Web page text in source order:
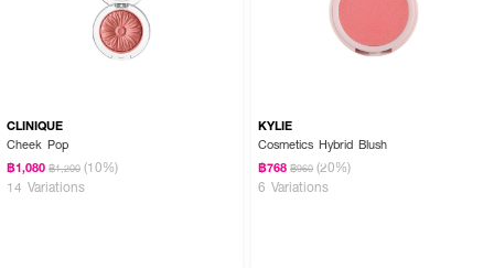
CLINIQUE
Cheek Pop
฿1,080 ฿1,200 (10%)
14 Variations
KYLIE
Cosmetics Hybrid Blush
฿768 ฿960 (20%)
6 Variations